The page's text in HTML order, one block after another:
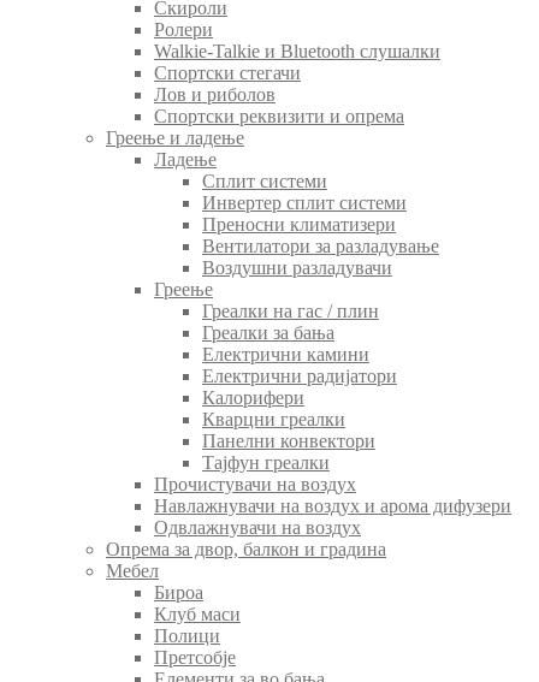
Скироли
Ролери
Walkie-Talkie и Bluetooth слушалки
Спортски стегачи
Лов и риболов
Спортски реквизити и опрема
Греење и ладење
Ладење
Сплит системи
Инвертер сплит системи
Преносни климатизери
Вентилатори за разладување
Воздушни разладувачи
Греење
Греалки на гас / плин
Греалки за бања
Електрични камини
Електрични радијатори
Калорифери
Кварцни греалки
Панелни конвектори
Тајфун греалки
Прочистувачи на воздух
Навлажнувачи на воздух и арома дифузери
Одвлажнувачи на воздух
Опрема за двор, балкон и градина
Мебел
Бироа
Клуб маси
Полици
Претсобје